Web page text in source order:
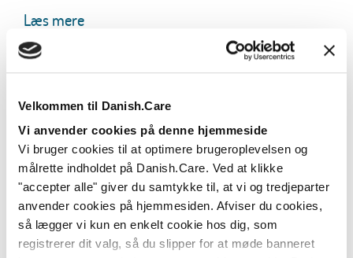
Velkommen til Danish.Care
Vi anvender cookies på denne hjemmeside
Vi bruger cookies til at optimere brugeroplevelsen og
målrette indholdet på Danish.Care. Ved at klikke
"accepter alle" giver du samtykke til, at vi og tredjeparter
anvender cookies på hjemmesiden. Afviser du cookies,
så lægger vi kun en enkelt cookie hos dig, som
registrerer dit valg, så du slipper for at møde banneret
Læs mere
Danish.Care og DI: Enormt potentiale i